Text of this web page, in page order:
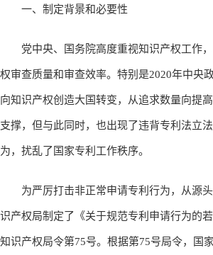
一、制定背景和必要性
党中央、国务院高度重视知识产权工作，
权审查质量和审查效率。特别是2020年中央
向知识产权创造大国转变，从追求数量向提
支撑，但与此同时，也出现了违背专利法立
为，扰乱了国家专利工作秩序。
为严厉打击非正常申请专利行为，从源头
识产权局制定了《关于规范专利申请行为的
知识产权局令第75号。根据第75号局令，国